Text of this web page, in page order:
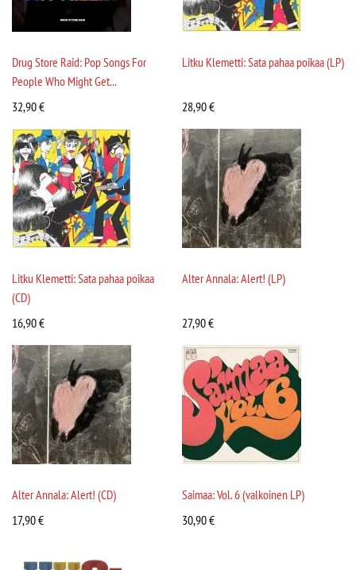
Drug Store Raid: Pop Songs For
People Who Might Get...
32,90€
Litku Klemetti: Sata pahaa poikaa (LP)
28,90€
Litku Klemetti: Sata pahaa poikaa
(CD)
16,90€
Alter Annala: Alert! (LP)
27,90€
Alter Annala: Alert! (CD)
17,90€
Saimaa: Vol. 6 (valkoinen LP)
30,90€